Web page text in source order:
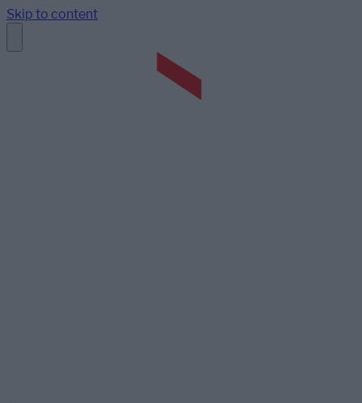
Skip to content